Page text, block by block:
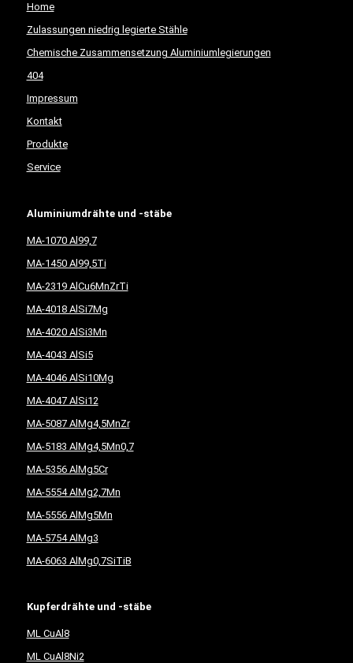
Home
Zulassungen niedrig legierte Stähle
Chemische Zusammensetzung Aluminiumlegierungen
404
Impressum
Kontakt
Produkte
Service
Aluminiumdrähte und -stäbe
MA-1070 Al99,7
MA-1450 Al99,5Ti
MA-2319 AlCu6MnZrTi
MA-4018 AlSi7Mg
MA-4020 AlSi3Mn
MA-4043 AlSi5
MA-4046 AlSi10Mg
MA-4047 AlSi12
MA-5087 AlMg4,5MnZr
MA-5183 AlMg4,5Mn0,7
MA-5356 AlMg5Cr
MA-5554 AlMg2,7Mn
MA-5556 AlMg5Mn
MA-5754 AlMg3
MA-6063 AlMg0,7SiTiB
Kupferdrähte und -stäbe
ML CuAl8
ML CuAl8Ni2